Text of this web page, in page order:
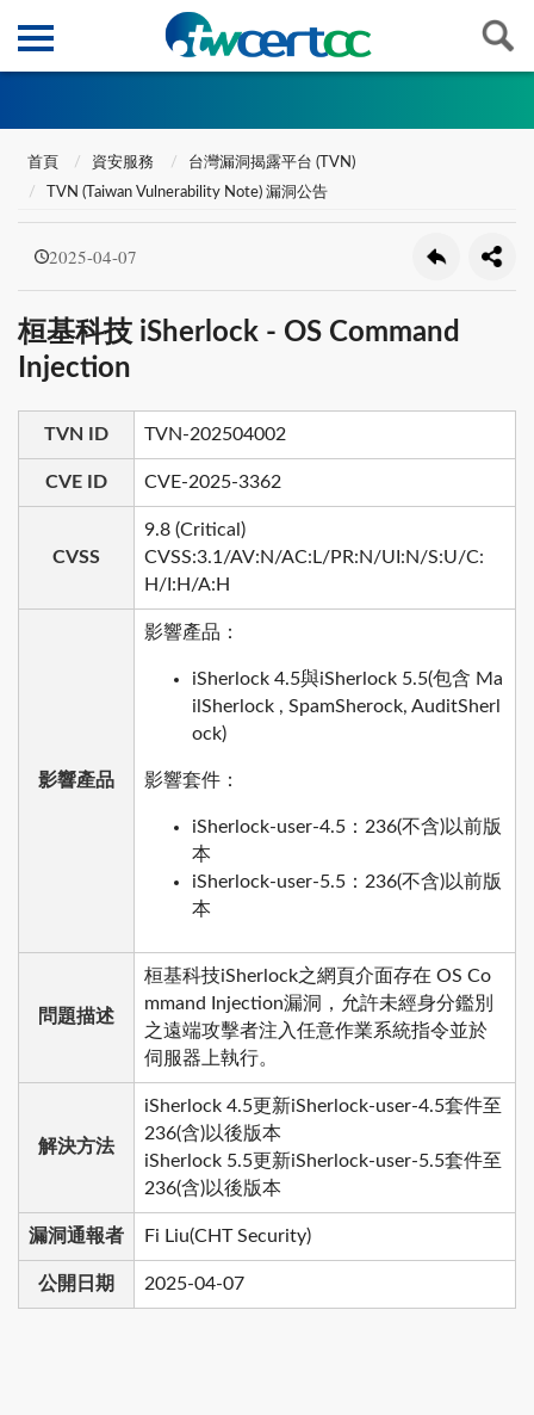
首頁 資安服務
台灣漏洞揭露平台 (TVN)
TVN (Taiwan Vulnerability Note) 漏洞公告
2025-04-07
桓基科技 iSherlock - OS Command
Injection
TVN ID TVN-202504002
CVE ID CVE-2025-3362
CVSS
9.8 (Critical)
CVSS:3.1/AV:N/AC:L/PR:N/UI:N/S:U/C:
H/I:H/A:H
影響產品
影響產品：
iSherlock 4.5與iSherlock 5.5(包含 Ma
ilSherlock , SpamSherock, AuditSherl
ock)
影響套件：
iSherlock-user-4.5：236(不含)以前版
本
iSherlock-user-5.5：236(不含)以前版
本
問題描述
桓基科技iSherlock之網頁介面存在 OS Co
mmand Injection漏洞，允許未經身分鑑別
之遠端攻擊者注入任意作業系統指令並於
伺服器上執行。
解決方法
iSherlock 4.5更新iSherlock-user-4.5套件至
236(含)以後版本
iSherlock 5.5更新iSherlock-user-5.5套件至
236(含)以後版本
漏洞通報者 Fi Liu(CHT Security)
公開日期 2025-04-07